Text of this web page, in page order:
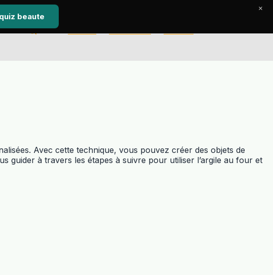
Avec cette technique, vous pouvez créer des objets de
guider à travers les étapes à suivre pour utiliser l’argile au four et
beaute
×